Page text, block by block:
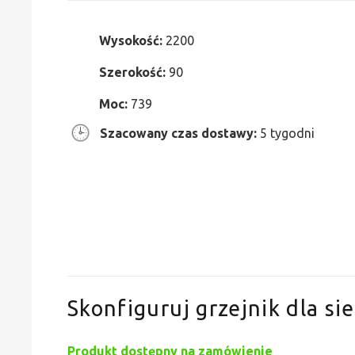
Wysokość: 2200
Szerokość: 90
Moc: 739
Szacowany czas dostawy: 5 tygodni
Skonfiguruj grzejnik dla
Produkt dostępny na zamówienie